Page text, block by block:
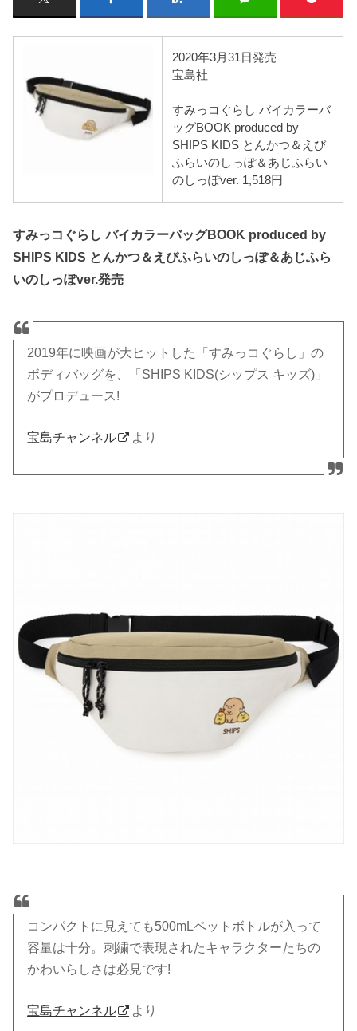
2020年3月31日発売
宝島社
すみっコぐらし バイカラーバ
ッグBOOK produced by
SHIPS KIDS とんかつ＆えび
ふらいのしっぽ＆あじふらい
のしっぽver. 1,518円
すみっコぐらし バイカラーバッグBOOK produced by
SHIPS KIDS とんかつ＆えびふらいのしっぽ＆あじふら
いのしっぽver.発売
2019年に映画が大ヒットした「すみっコぐらし」の
ボディバッグを、「SHIPS KIDS(シップス キッズ)」
がプロデュース!
宝島チャンネル より
コンパクトに見えても500mLペットボトルが入って
容量は十分。刺繍で表現されたキャラクターたちの
かわいらしさは必見です!
宝島チャンネル より